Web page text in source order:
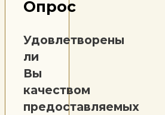
Опрос
Удовлетворены
ли
Вы
качеством
предоставляемых